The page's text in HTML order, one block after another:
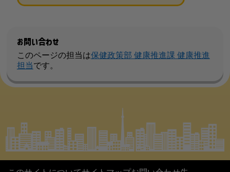
お問い合わせ
このページの担当は保健政策部 健康推進課 健康推進
担当です。